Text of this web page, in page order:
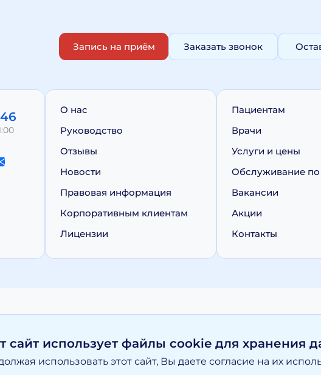
Запись на приём Заказать звонок
О нас
Руководство
Отзывы
Новости
Правовая информация
Корпоративным клиентам
Лицензии
Пациентам
Врачи
Услуги и цены
Обслуживание
Вакансии
Акции
Контакты
равно иное использование материалов, размещенных на moy-
сайт использует файлы cookie для хранения
использовать этот сайт, Вы даете согласие на их